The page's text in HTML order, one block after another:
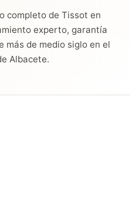
completo de Tissot en
experto, garantía
más de medio siglo en el
Albacete.